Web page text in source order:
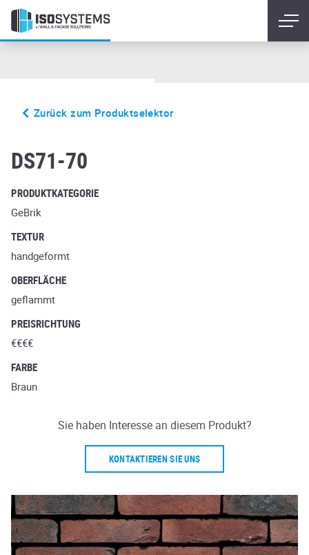
Zurück zum Produktselektor
DS71-70
PRODUKTKATEGORIE
GeBrik
TEXTUR
handgeformt
OBERFLÄCHE
geflammt
PREISRICHTUNG
€€€€
FARBE
Braun
Sie haben Interesse an diesem Produkt?
KONTAKTIEREN SIE UNS